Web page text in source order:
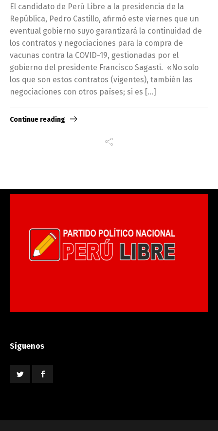
El candidato de Perú Libre a la presidencia de la
República, Pedro Castillo, afirmó este viernes que un
eventual gobierno suyo garantizará la continuidad de
los contratos y negociaciones para la compra de
vacunas contra la COVID-19, gestionadas por el
gobierno del presidente Francisco Sagasti. «No solo
los que son estos contratos (vigentes), también las
negociaciones con otros países; si es […]
Continue reading
Síguenos